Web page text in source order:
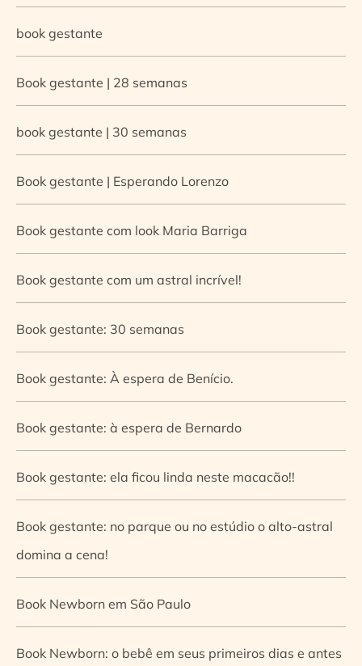
book gestante
Book gestante | 28 semanas
book gestante | 30 semanas
Book gestante | Esperando Lorenzo
Book gestante com look Maria Barriga
Book gestante com um astral incrível!
Book gestante: 30 semanas
Book gestante: À espera de Benício.
Book gestante: à espera de Bernardo
Book gestante: ela ficou linda neste macacão!!
Book gestante: no parque ou no estúdio o alto-astral
domina a cena!
Book Newborn em São Paulo
Book Newborn: o bebê em seus primeiros dias e antes